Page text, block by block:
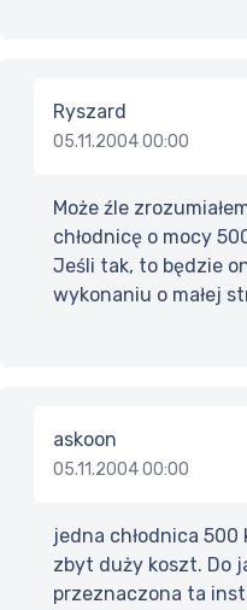
Ryszard
05.11.2004 00:00
Może źle
chłodnicę o mocy
Jeśli tak, to będzie
wykonaniu o małej
askoon
05.11.2004 00:00
jedna chłodnica 500
zbyt duży koszt. Do
przeznaczona ta